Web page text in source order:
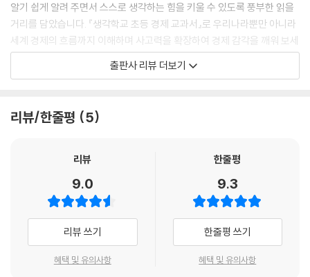
알기 쉽게 알려 주면서 스스로 생각하는 힘을 키울 수 있도록 풍부한 읽을
거리를 담았습니다. 『생각학교 초등 경제 교과서』로 우리나라뿐만 아니라
세계 경제의 흐름까지 이해하며 사고력을 확장하여 경제 감각을 깨워 보세
요. 재미있는 동화를 읽으며 자연스럽게 경제 원리를 익히고, 우리 생활과
밀접하게 관련되어 있는 경제 원리에 대해 생각해 볼 수 있습니다.
출판사 리뷰 더보기
리뷰/한줄평 5
리뷰
9.0
리뷰 쓰기
혜택 및 유의사항
한줄평
9.3
한줄평 쓰기
혜택 및 유의사항